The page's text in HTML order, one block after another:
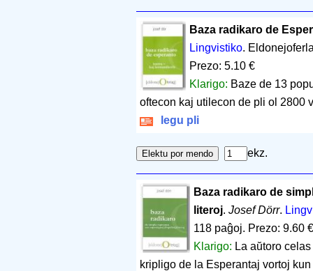
Baza radikaro de
Lingvistiko.
Prezo: 5.10 €
Klarigo: Baze de 13
oftecon kaj utilecon de pli ol 2800
legu pli
ekz.
Baza radikaro de
literoj. Josef Dörr.
118 paĝoj. Prezo: 9.60 €
Klarigo: La aŭtoro
kripligo de la Esperantaj vortoj